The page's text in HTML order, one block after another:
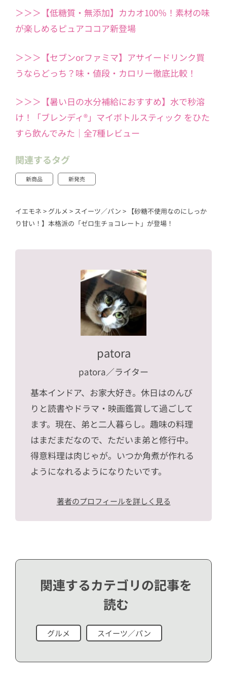
＞＞＞【低糖質・無添加】カカオ100％！素材の味
が楽しめるピュアココア新登場
＞＞＞【セブンorファミマ】アサイードリンク買
うならどっち？味・値段・カロリー徹底比較！
＞＞＞【暑い日の水分補給におすすめ】水で秒溶
け！「ブレンディ®」マイボトルスティック をひた
すら飲んでみた｜全7種レビュー
関連するタグ
新商品 新発売
イエモネ > グルメ > スイーツ／パン > 【砂糖不使用なのにしっか
り甘い！】本格派の「ゼロ生チョコレート」が登場！
patora
patora／ライター
基本インドア、お家大好き。休日はのんび
りと読書やドラマ・映画鑑賞して過ごして
ます。現在、弟と二人暮らし。趣味の料理
はまだまだなので、ただいま弟と修行中。
得意料理は肉じゃが。いつか角煮が作れる
ようになれるようになりたいです。
著者のプロフィールを詳しく見る
関連するカテゴリの記事を
読む
グルメ スイーツ／パン